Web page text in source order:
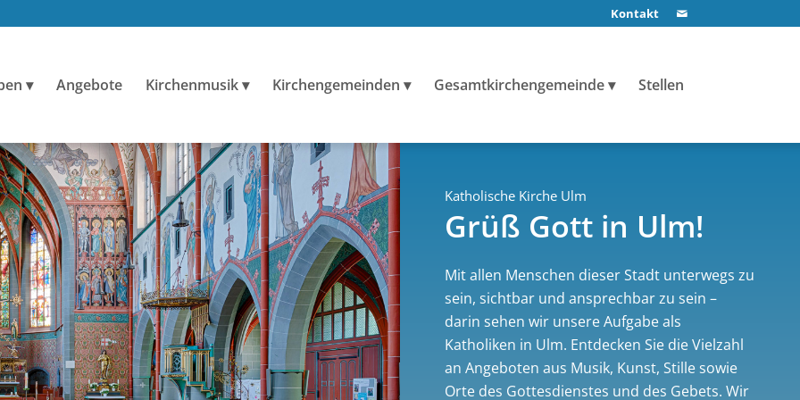
Kontakt
Angebote Kirchenmusik Kirchengemeinden Gesamtkirchengemeinde Stellen
Katholische Kirche Ulm
Grüß Gott in Ulm!
Mit allen Menschen dieser Stadt unterwegs zu
sein, sichtbar und ansprechbar zu sein –
darin sehen wir unsere Aufgabe als
Katholiken in Ulm. Entdecken Sie die Vielzahl
an Angeboten aus Musik, Kunst, Stille sowie
Orte des Gottesdienstes und des Gebets. Wir